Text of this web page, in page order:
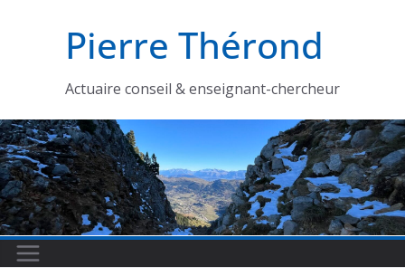
Pierre Thérond
Actuaire conseil & enseignant-chercheur